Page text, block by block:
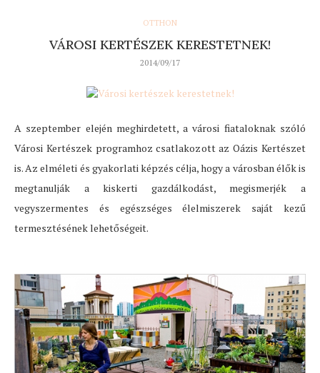
OTTHON
VÁROSI KERTÉSZEK KERESTETNEK!
2014/09/17
A szeptember elején meghirdetett, a városi fiataloknak szóló
Városi Kertészek programhoz csatlakozott az Oázis Kertészet
is. Az elméleti és gyakorlati képzés célja, hogy a városban élők is
megtanulják a kiskerti gazdálkodást, megismerjék a
vegyszermentes és egészséges élelmiszerek saját kezű
termesztésének lehetőségeit.